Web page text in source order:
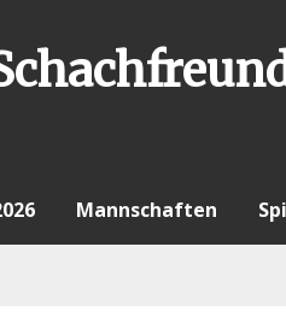
Mannschaften